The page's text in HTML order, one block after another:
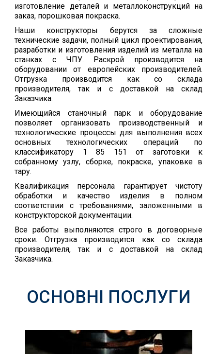
изготовление деталей и металлоконструкций на
заказ, порошковая покраска.
Наши конструкторы берутся за сложные
технические задачи, полный цикл проектирования,
разработки и изготовления изделий из металла на
станках с ЧПУ. Раскрой производится на
оборудовании от европейских производителей.
Отгрузка производится как со склада
производителя, так и с доставкой на склад
Заказчика.
Имеющийся станочный парк и оборудование
позволяет организовать производственный и
технологические процессы для выполнения всех
основных технологических операций по
классификатору 1 85 151 от заготовки к
собранному узлу, сборке, покраске, упаковке в
тару.
Квалификация персонала гарантирует чистоту
обработки и качество изделия в полном
соответствии с требованиями, заложенными в
конструкторской документации.
Все работы выполняются строго в договорные
сроки. Отгрузка производится как со склада
производителя, так и с доставкой на склад
Заказчика.
ОСНОВНІ ПОСЛУГИ